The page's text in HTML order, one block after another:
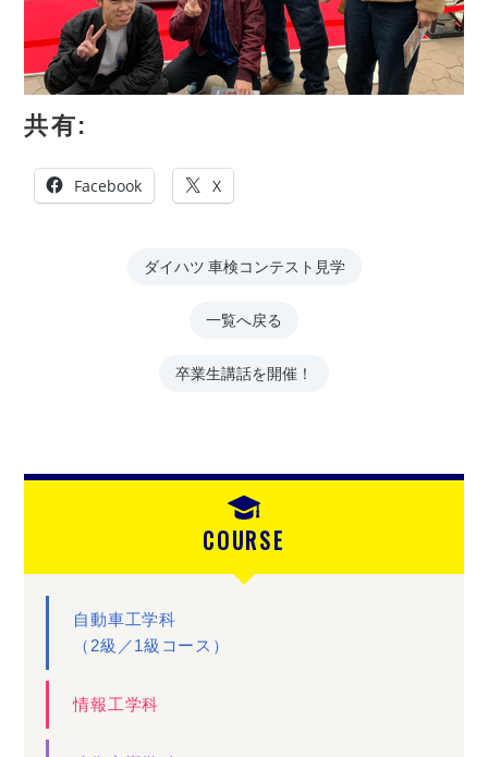
共有:
Facebook X
ダイハツ 車検コンテスト見学
一覧へ戻る
卒業生講話を開催！
COURSE
自動車工学科
（2級／1級コース）
情報工学科